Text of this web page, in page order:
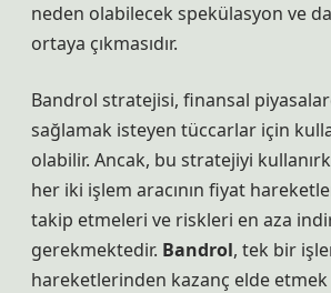
neden olabilecek spekülasyon ve
ortaya çıkmasıdır.
Bandrol stratejisi, finansal
sağlamak isteyen tüccarlar için
olabilir. Ancak, bu stratejiyi
her iki işlem aracının fiyat
takip etmeleri ve riskleri en aza
gerekmektedir. Bandrol, tek bir
hareketlerinden kazanç elde